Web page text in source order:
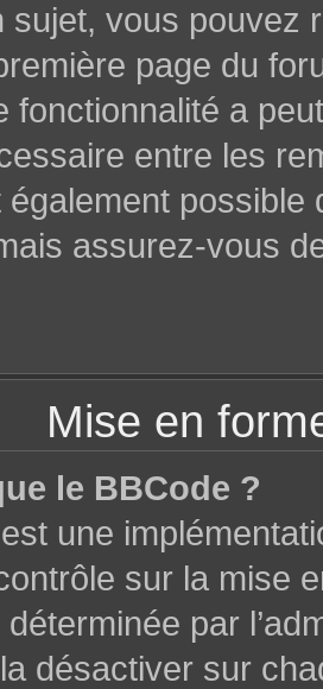
sujet, vous pouvez
page du
fonctionnalité a
entre les
également
assurez-vous
Mise en
le BBCode ?
une
sur la mise
par
désactiver sur